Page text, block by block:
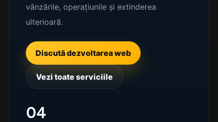
vânzările, operațiunile și extinderea
ulterioară.
Discută dezvoltarea web
Vezi toate serviciile
04